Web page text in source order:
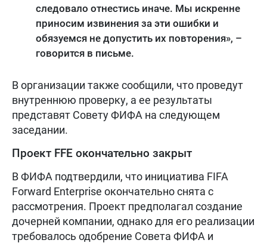
следовало отнестись иначе. Мы искренне
приносим извинения за эти ошибки и
обязуемся не допустить их повторения», –
говорится в письме.
В организации также сообщили, что проведут
внутреннюю проверку, а ее результаты
представят Совету ФИФА на следующем
заседании.
Проект FFE окончательно закрыт
В ФИФА подтвердили, что инициатива FIFA
Forward Enterprise окончательно снята с
рассмотрения. Проект предполагал создание
дочерней компании, однако для его реализации
требовалось одобрение Совета ФИФА и